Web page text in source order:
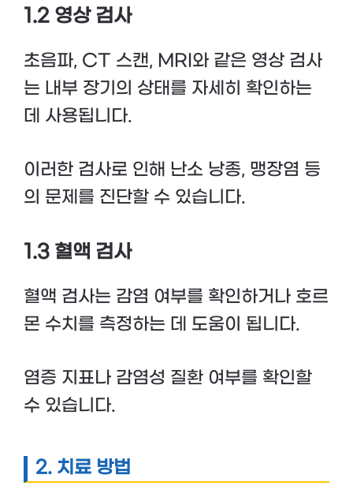
1.2 영상 검사
초음파, CT 스캔, MRI와 같은 영상 검사
는 내부 장기의 상태를 자세히 확인하는
데 사용됩니다.
이러한 검사로 인해 난소 낭종, 맹장염 등
의 문제를 진단할 수 있습니다.
1.3 혈액 검사
혈액 검사는 감염 여부를 확인하거나 호르
몬 수치를 측정하는 데 도움이 됩니다.
염증 지표나 감염성 질환 여부를 확인할
수 있습니다.
2. 치료 방법